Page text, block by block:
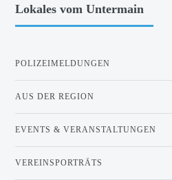
Lokales vom Untermain
POLIZEIMELDUNGEN
AUS DER REGION
EVENTS & VERANSTALTUNGEN
VEREINSPORTRÄTS